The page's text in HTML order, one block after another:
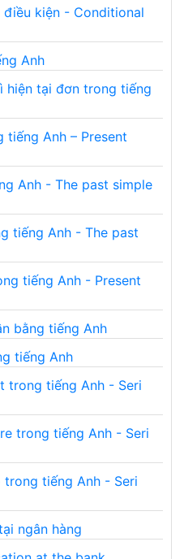
kiện - Conditional
Anh
hiện tại đơn trong tiếng
Anh – Present
Anh - The past simple
tiếng Anh - The past
tiếng Anh - Present
bằng tiếng Anh
tiếng Anh
trong tiếng Anh - Seri
trong tiếng Anh - Seri
tiếng Anh - Seri
ngân hàng